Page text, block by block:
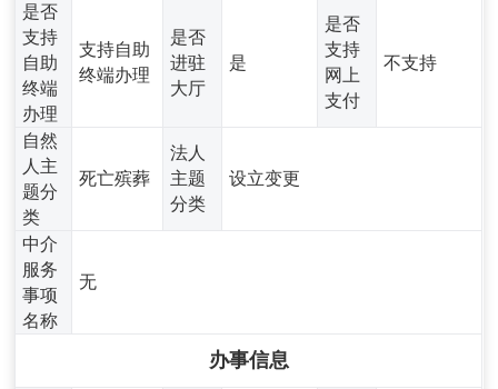
是否
支持
自助
终端
办理
支持自助
终端办理
是否
进驻
大厅
是
是否
支持
网上
支付
不支持
自然
人主
题分
类
死亡殡葬
法人
主题
分类
设立变更
中介
服务
事项
名称
无
办事信息